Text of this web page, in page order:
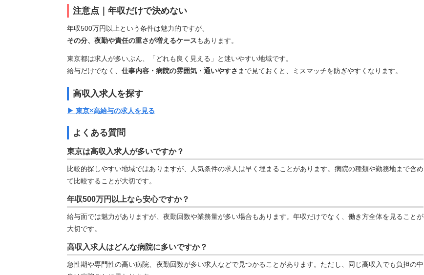
注意点｜年収だけで決めない
年収500万円以上という条件は魅力的ですが、
その分、夜勤や責任の重さが増えるケースもあります。
東京都は求人が多いぶん、「どれも良く見える」と迷いやすい地域です。
給与だけでなく、 仕事内容・病院の雰囲気・通いやすさ まで見ておくと、ミスマッチを防ぎやすくなります。
高収入求人を探す
▶ 東京×高給与の求人を見る
よくある質問
東京は高収入求人が多いですか？
比較的探しやすい地域ではありますが、人気条件の求人は早く埋まることがあります。病院の種類や勤務地まで含め
て比較することが大切です。
年収500万円以上なら安心ですか？
給与面では魅力がありますが、夜勤回数や業務量が多い場合もあります。年収だけでなく、働き方全体を見ることが
大切です。
高収入求人はどんな病院に多いですか？
急性期や専門性の高い病院、夜勤回数が多い求人などで見つかることがあります。ただし、同じ高収入でも負担の中